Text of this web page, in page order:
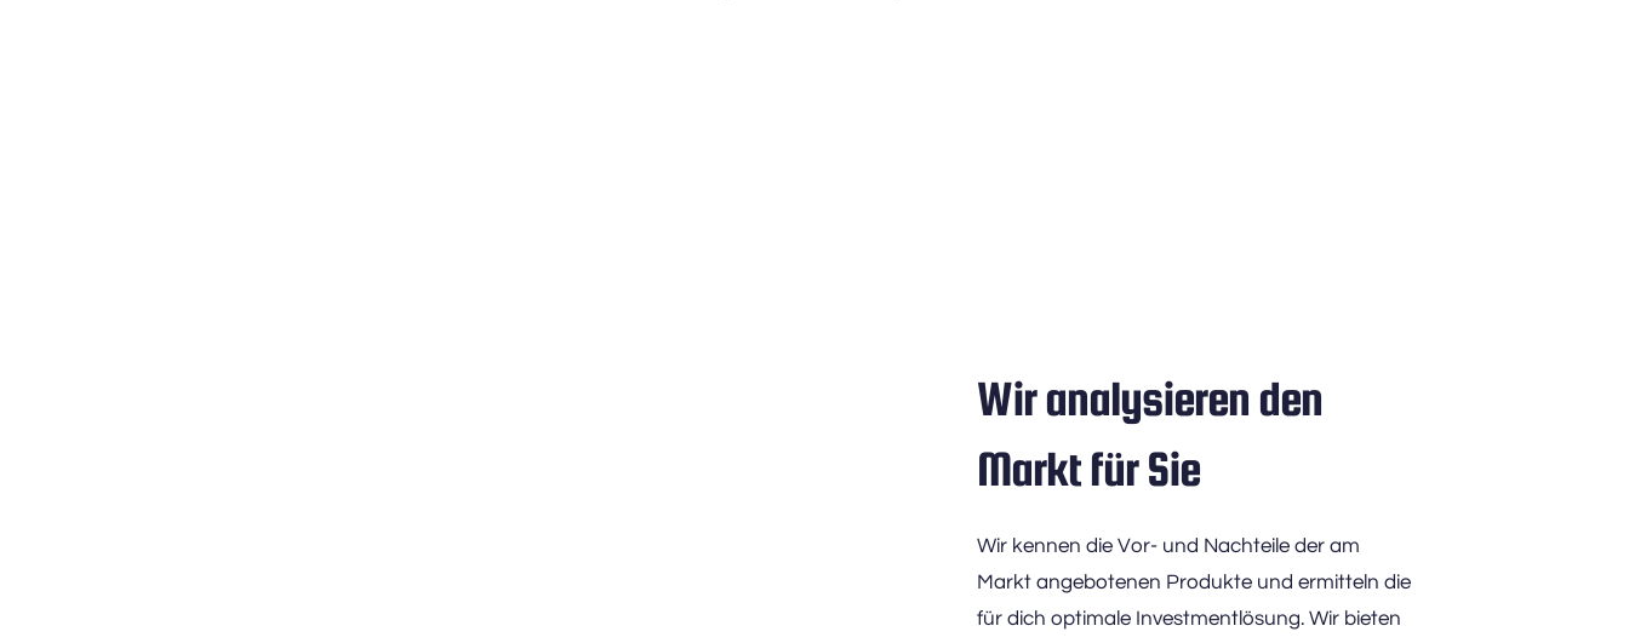
Wir analysieren den
Markt für Sie
Wir kennen die Vor- und Nachteile der am
Markt angebotenen Produkte und ermitteln die
für dich optimale Investmentlösung. Wir bieten